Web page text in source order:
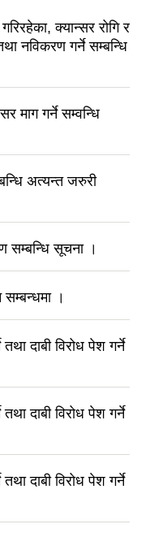
क्यान्सर रोगि र
नविकरण गर्ने सम्बन्धि
माग गर्ने सम्वन्धि
अत्यन्त जरुरी
सम्बन्धि सूचना ।
।
दाबी विरोध पेश गर्ने
दाबी विरोध पेश गर्ने
दाबी विरोध पेश गर्ने